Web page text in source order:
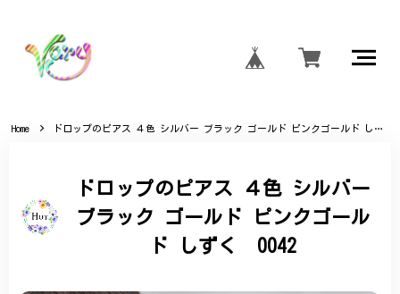
Home ドロップのピアス ４色 シルバー ブラック ゴールド ピンクゴールド しずく 0042
ドロップのピアス ４色 シルバー
ブラック ゴールド ピンクゴール
ド しずく 0042